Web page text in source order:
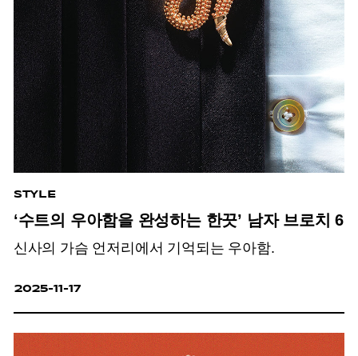
STYLE
‘수트의 우아함을 완성하는 한끗’ 남자 브로치 6
신사의 가슴 언저리에서 기억되는 우아함.
2025-11-17